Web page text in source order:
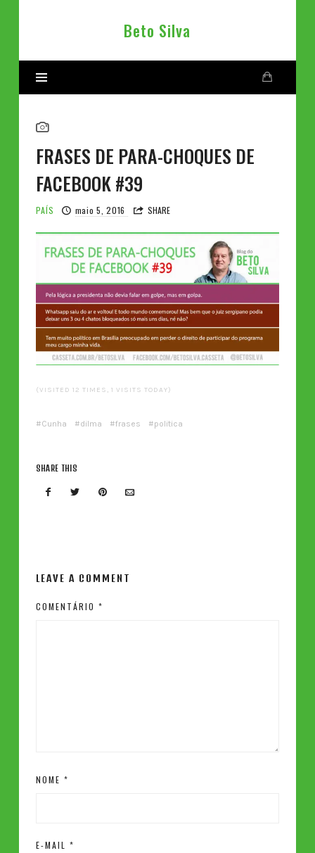
Beto
Beto Silva
FRASES DE PARA-CHOQUES DE
FACEBOOK #39
PAÍS maio 5, 2016 SHARE
(VISITED 12 TIMES, 1 VISITS TODAY)
Cunha dilma frases politica
SHARE THIS
LEAVE A COMMENT
COMENTÁRIO *
NOME *
E-MAIL *